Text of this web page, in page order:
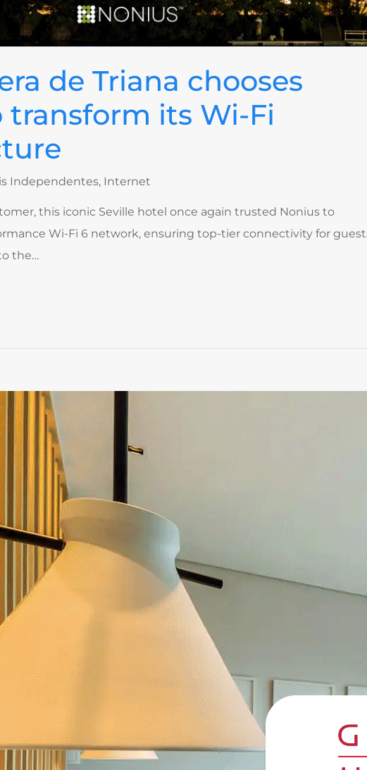
de Triana chooses
transform its Wi-Fi
Independentes, Internet
this iconic Seville hotel once again trusted Nonius to
Wi-Fi 6 network, ensuring top-tier connectivity for
the…